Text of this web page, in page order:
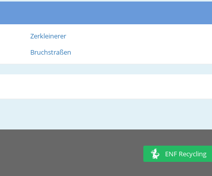
Zerkleinerer
Bruchstraßen
ENF Recycling